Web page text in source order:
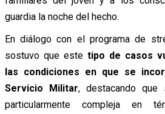
guardia la noche del hecho.
En diálogo con el programa de
sostuvo que estetipo de casos
las condiciones en que se
Servicio Militar, destacando
particularmente compleja en